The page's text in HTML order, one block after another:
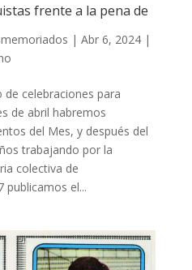
frente a la pena de
| Abr 6, 2024|
celebraciones para
de abril habremos
del Mes, y después del
trabajando por la
colectiva de
publicamos el...